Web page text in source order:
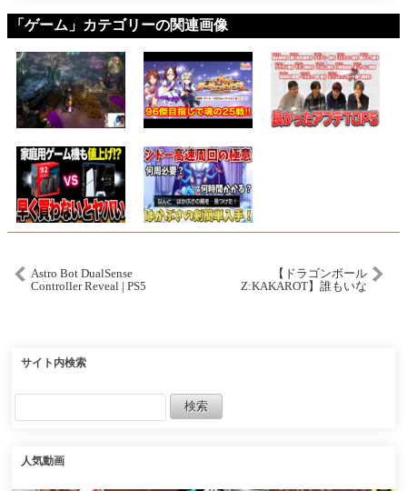
「ゲーム」カテゴリーの関連画像
Astro Bot DualSense
Controller Reveal | PS5
【ドラゴンボール
Z:KAKAROT】誰もいな
サイト内検索
人気動画